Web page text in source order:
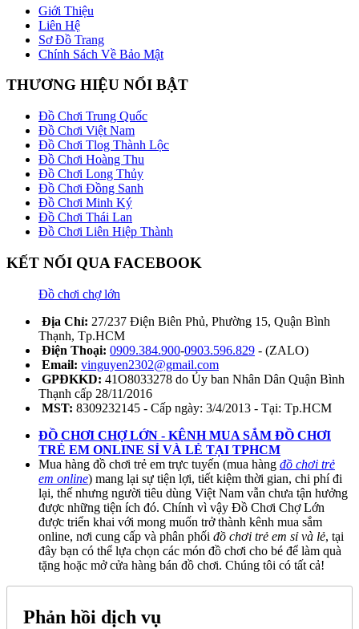
Giới Thiệu
Liên Hệ
Sơ Đồ Trang
Chính Sách Về Bảo Mật
THƯƠNG HIỆU NỔI BẬT
Đồ Chơi Trung Quốc
Đồ Chơi Việt Nam
Đồ Chơi Tlog Thành Lộc
Đồ Chơi Hoàng Thu
Đồ Chơi Long Thủy
Đồ Chơi Đồng Sanh
Đồ Chơi Minh Ký
Đồ Chơi Thái Lan
Đồ Chơi Liên Hiệp Thành
KẾT NỐI QUA FACEBOOK
Đồ chơi chợ lớn
Địa Chỉ: 27/237 Điện Biên Phủ, Phường 15, Quận Bình
Thạnh, Tp.HCM
Điện Thoại: 0909.384.900-0903.596.829 - (ZALO)
Email: vinguyen2302@gmail.com
GPĐKKD: 41O8033278 do Ủy ban Nhân Dân Quận Bình
Thạnh cấp 28/11/2016
MST: 8309232145 - Cấp ngày: 3/4/2013 - Tại: Tp.HCM
ĐỒ CHƠI CHỢ LỚN - KÊNH MUA SẮM ĐỒ CHƠI
TRẺ EM ONLINE SỈ VÀ LẺ TẠI TPHCM
Mua hàng đồ chơi trẻ em trực tuyến (mua hàng đồ chơi trẻ
em online) mang lại sự tiện lợi, tiết kiệm thời gian, chi phí đi
lại, thế nhưng người tiêu dùng Việt Nam vẫn chưa tận hưởng
được những tiện ích đó. Chính vì vậy Đồ Chơi Chợ Lớn
được triển khai với mong muốn trở thành kênh mua sắm
online, nơi cung cấp và phân phối đồ chơi trẻ em sỉ và lẻ, tại
đây bạn có thể lựa chọn các món đồ chơi cho bé để làm quà
tặng hoặc mở cửa hàng bán đồ chơi. Chúng tôi có tất cả!
Phản hồi dịch vụ